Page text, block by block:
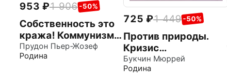
953 1 906 -50%
Собственность это
кража! Коммунизм
или ассоциация
производителей?
Прудон Пьер-Жозеф
Родина
725 1 449 -50%
Против природы.
Кризис
современного мира
Букчин Мюррей
Родина